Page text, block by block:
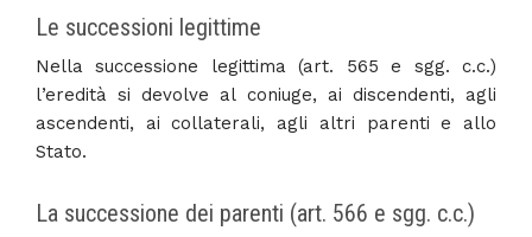
Le successioni legittime
Nella successione legittima (art. 565 e sgg. c.c.)
l’eredità si devolve al coniuge, ai discendenti, agli
ascendenti, ai collaterali, agli altri parenti e allo
Stato.
La successione dei parenti (art. 566 e sgg. c.c.)